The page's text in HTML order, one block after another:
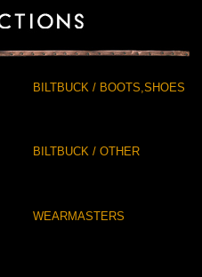
BILTBUCK / BOOTS,SHOES
BILTBUCK / OTHER
WEARMASTERS